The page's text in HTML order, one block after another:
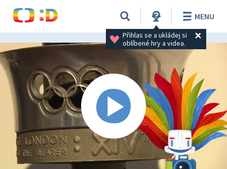
Přihlas se a ukládej si
oblíbené hry a videa.
MENU